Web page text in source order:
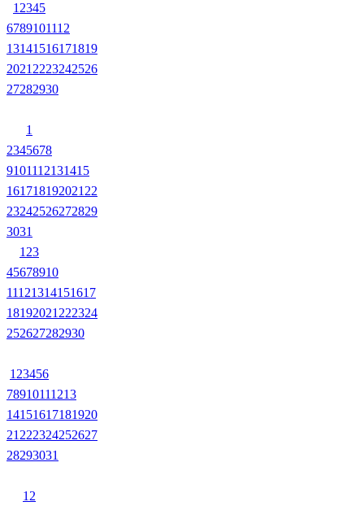
1 2345
6789101112
13141516171819
2021 2223242526
27282930
1
2345678
9101112131415
161718192021 22
23242526272829
3031
1 23
45678910
11121314151617
18192021 222324
252627282930
1 23456
78910111213
14151617181920
21 222324252627
28293031
1 2